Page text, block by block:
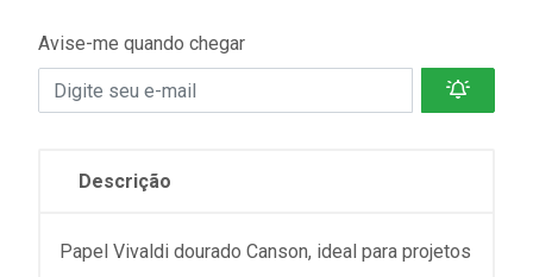
Avise-me quando chegar
Descrição
Papel Vivaldi dourado Canson, ideal para projetos